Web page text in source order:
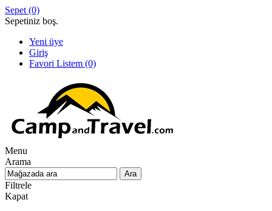
Sepet (0)
Sepetiniz boş.
Yeni üye
Giriş
Favori Listem (0)
Menu
Arama
Filtrele
Kapat